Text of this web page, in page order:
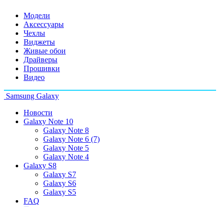
Модели
Аксессуары
Чехлы
Виджеты
Живые обои
Драйверы
Прошивки
Видео
Samsung Galaxy
Новости
Galaxy Note 10
Galaxy Note 8
Galaxy Note 6 (7)
Galaxy Note 5
Galaxy Note 4
Galaxy S8
Galaxy S7
Galaxy S6
Galaxy S5
FAQ